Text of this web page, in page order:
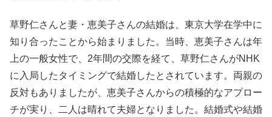
草野仁さんと妻・恵美子さんの結婚は、東京大学在学中に
知り合ったことから始まりました。当時、恵美子さんは年
上の一般女性で、2年間の交際を経て、草野仁さんがNHK
に入局したタイミングで結婚したとされています。両親の
反対もありましたが、恵美子さんからの積極的なアプロー
チが実り、二人は晴れて夫婦となりました。結婚式や結婚